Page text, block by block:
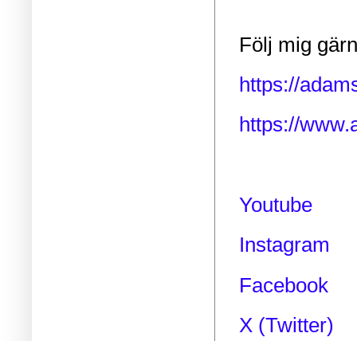
Följ mig
https://
https://
Youtube
Instagram
Facebook
X (Twitter)